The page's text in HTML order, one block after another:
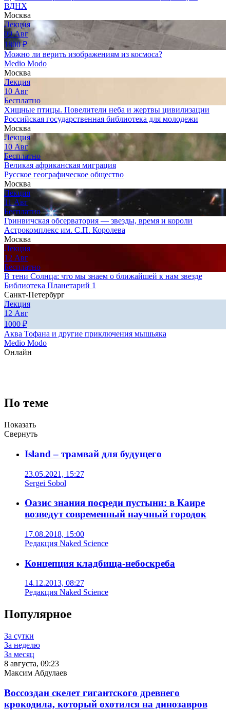
ВДНХ
Москва
Лекция
09 Авг
1800₽
Можно ли верить изображениям из космоса?
Medio Modo
Москва
Лекция
10 Авг
Бесплатно
Хищные птицы. Повелители неба и жертвы цивилизации
Российская государственная библиотека для молодежи
Москва
Лекция
10 Авг
Бесплатно
Великая африканская миграция
Русское географическое общество
Москва
Лекция
11 Авг
Бесплатно
Гринвичская обсерватория — звезды, время и короли
Астрокомплекс им. С.П. Королева
Москва
Лекция
12 Авг
Бесплатно
В тени Солнца: что мы знаем о ближайшей к нам звезде
Библиотека Планетарий 1
Санкт-Петербург
Лекция
12 Авг
1000 ₽
Аква Тофана и другие приключения мышьяка
Medio Modo
Онлайн
По теме
Показать
Свернуть
Island – трамвай для будущего
23.05.2021, 15:27
Sergei Sobol
Оазис знания посреди пустыни: в Каире
возведут современный научный городок
17.08.2018, 15:00
Редакция Naked Science
Концепция кладбища-небоскреба
14.12.2013, 08:27
Редакция Naked Science
Популярное
За сутки
За неделю
За месяц
8 августа, 09:23
Максим Абдулаев
Воссоздан скелет гигантского древнего
крокодила, который охотился на динозавров